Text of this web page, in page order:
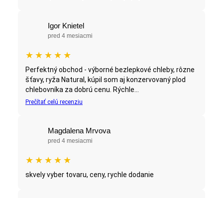
Igor Knietel
pred 4 mesiacmi
★ ★ ★ ★ ★
Perfektný obchod - výborné bezlepkové chleby, rôzne
šťavy, ryža Natural, kúpil som aj konzervovaný plod
chlebovníka za dobrú cenu. Rýchle...
Prečítať celú recenziu
Magdalena Mrvova
pred 4 mesiacmi
★ ★ ★ ★ ★
skvely vyber tovaru, ceny, rychle dodanie